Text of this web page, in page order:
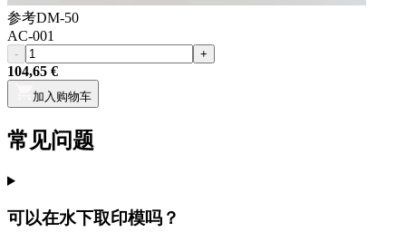
参考DM-50
AC-001
- +
104,65 €
加入购物车
常见问题
可以在水下取印模吗？